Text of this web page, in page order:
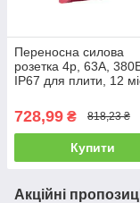
Переносна силова
розетка 4p, 63A,
IP67 для плити, 12
728,99 ₴ 818,23 ₴
Купити
Акційні